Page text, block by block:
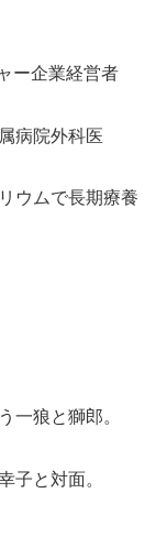
ー企業経営者
病院外科医
ウムで長期療養
一狼と獅郎。
子と対面。